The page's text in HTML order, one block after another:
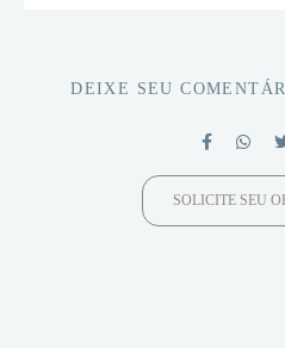
DEIXE SEU
SOLICITE SEU